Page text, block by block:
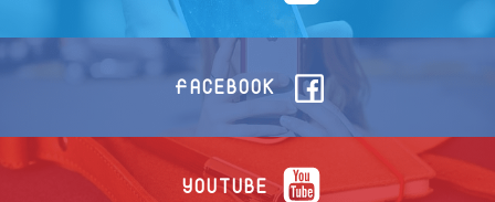
FACEBOOK
YOUTUBE